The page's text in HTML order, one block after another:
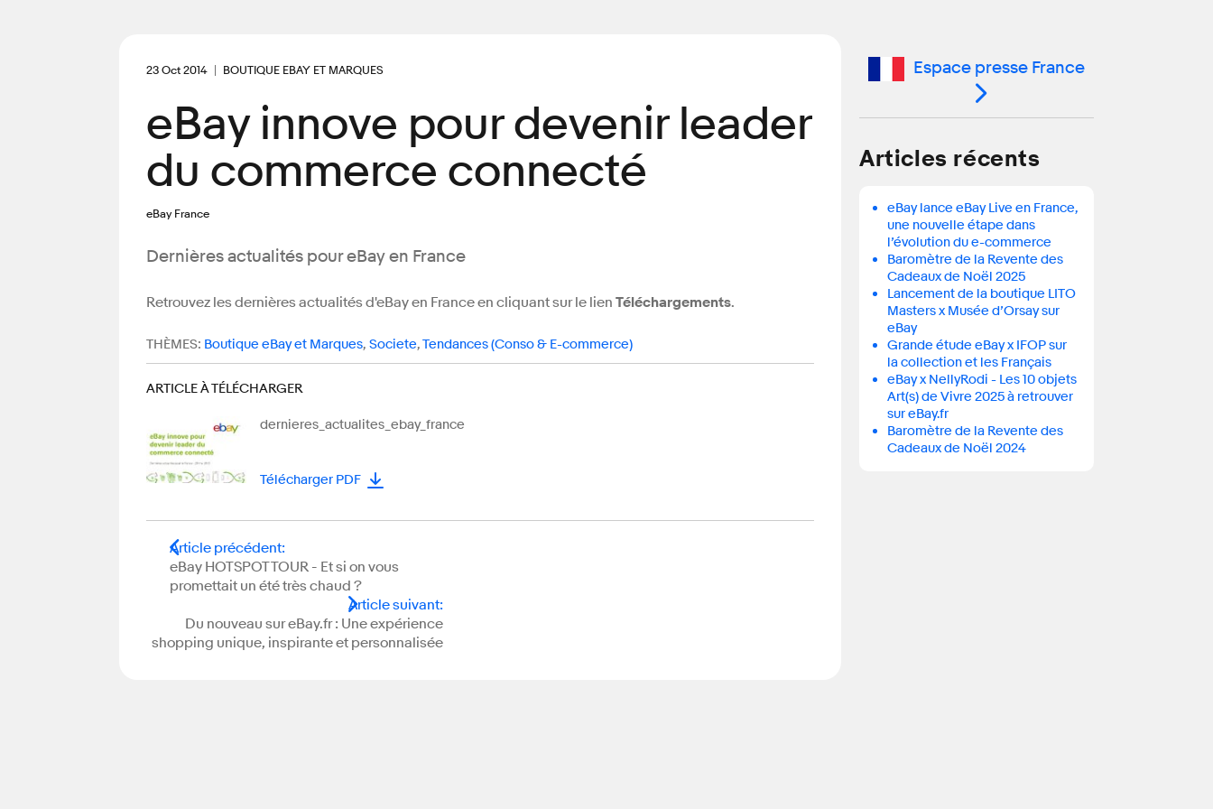
23 Oct 2014 BOUTIQUE EBAY ET MARQUES
eBay innove pour devenir leader
du commerce connecté
eBay France
Dernières actualités pour eBay en France
Retrouvez les dernières actualités d'eBay en France en cliquant sur le lien Téléchargements.
THÈMES: Boutique eBay et Marques, Societe,Tendances (Conso & E-commerce)
ARTICLE À TÉLÉCHARGER
dernieres_actualites_ebay_france
Télécharger PDF
Article précédent:
eBay HOTSPOT TOUR - Et si on vous
promettait un été très chaud ?
Article suivant:
Du nouveau sur eBay.fr : Une expérience
shopping unique, inspirante et personnalisée
Espace presse France
Articles récents
eBay lance eBay Live en France,
une nouvelle étape dans
l’évolution du e-commerce
Baromètre de la Revente des
Cadeaux de Noël 2025
Lancement de la boutique LITO
Masters x Musée d’Orsay sur
eBay
Grande étude eBay x IFOP sur
la collection et les Français
eBay x NellyRodi - Les 10 objets
Art(s) de Vivre 2025 à retrouver
sur eBay.fr
Baromètre de la Revente des
Cadeaux de Noël 2024